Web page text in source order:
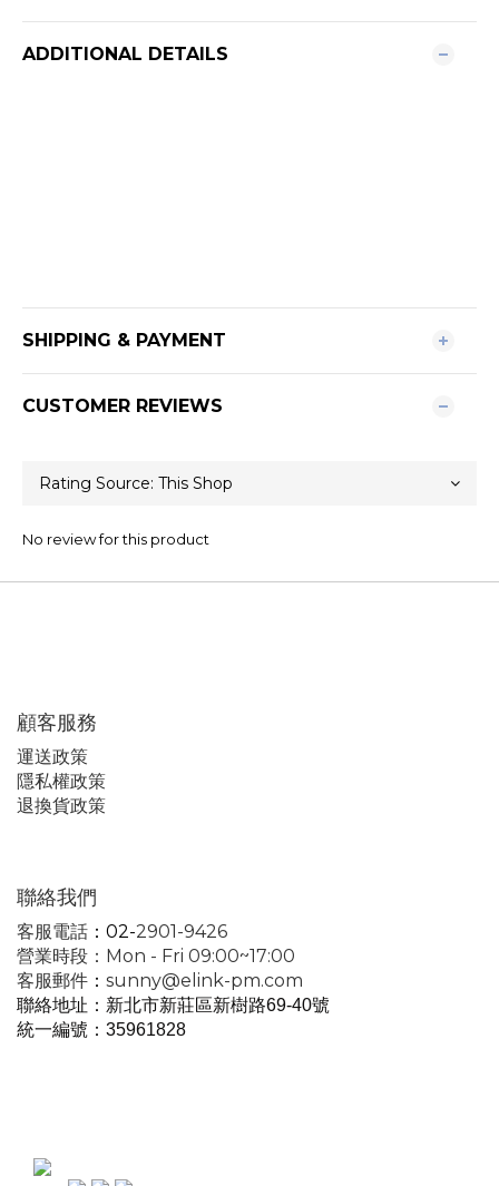
ADDITIONAL DETAILS
SHIPPING & PAYMENT
CUSTOMER REVIEWS
No review for this product
顧客服務
運送政策
隱私權政策
退換貨政策
聯絡我們
客服電話 ：02-2901-9426
營業時段：Mon - Fri 09:00~17:00
客服郵件 ： sunny@elink-pm.com
聯絡地址：新北市新莊區新樹路69-40號
統一編號 ：35961828